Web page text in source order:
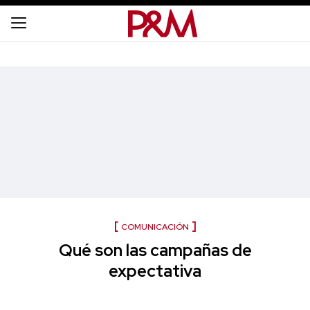
COMUNICACIÓN
Qué son las campañas de
expectativa